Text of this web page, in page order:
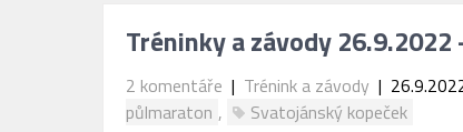
Tréninky a závody 26.9.2022
2 komentáře | Trénink a závody |
půlmaraton ,
Svatojánský kopeček